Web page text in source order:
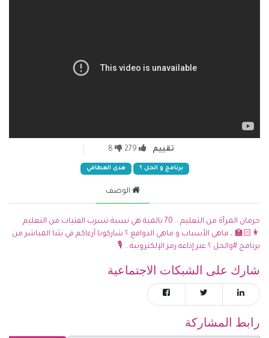
تقييم 279
8
برنامج و الحل ؟ هدى العطافي
الوصف
حرمان المرأة من التعليم .. 70 بالمية هي نسبة تسرب الفتيات من التعليم
👩🏻‍🏫 ، ماهي الأسباب و ماهي الدوافع ؟ شاركونا آرءاكم في بثنا المباشر من
برنامج #والحل ؟ عبر إذاعه رمز الإلكترونية .. 🎙️
شارك على الشبكات الاجتماعية
رابط المشاركة